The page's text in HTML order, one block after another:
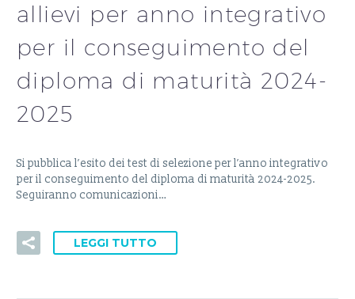
allievi per anno integrativo
per il conseguimento del
diploma di maturità 2024-
2025
Si pubblica l’esito dei test di selezione per l’anno integrativo
per il conseguimento del diploma di maturità 2024-2025.
Seguiranno comunicazioni…
LEGGI TUTTO